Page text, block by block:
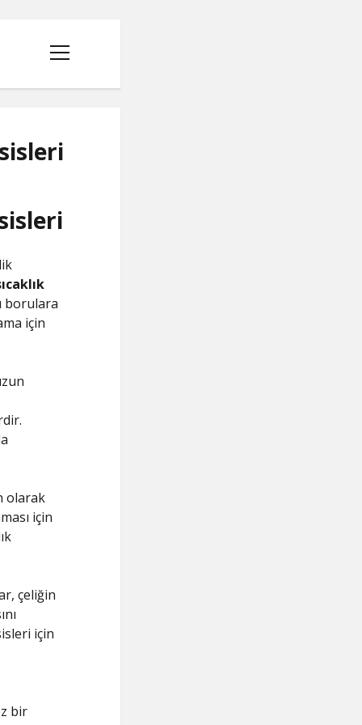
menüyü
aç
borulara
için
olarak
için
çeliğin
için
bir